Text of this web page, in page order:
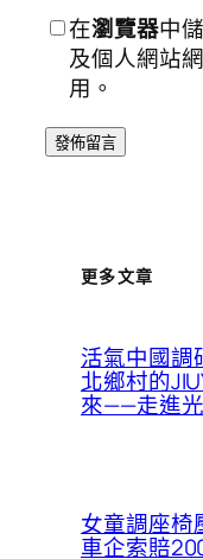
在瀏覽器中
及個人網站
用。
更多文章
活氣中國調
北鄉村的
來——走進
女童調座椅
車企索賠